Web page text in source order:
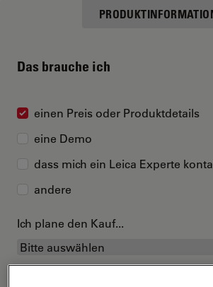
Das brauche ich
einen Preis oder Produktdetails
eine Demo
dass mich ein Leica Experte
andere
Ich plane den Kauf...